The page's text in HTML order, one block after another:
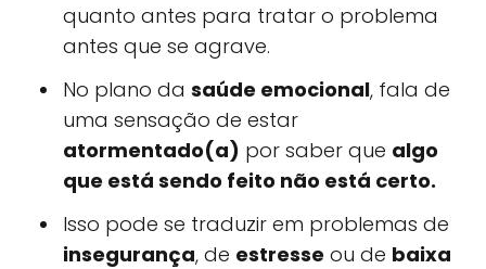
quanto antes para tratar o problema
antes que se agrave.
No plano da saúde emocional, fala de
uma sensação de estar
atormentado(a) por saber que algo
que está sendo feito não está certo.
Isso pode se traduzir em problemas de
insegurança, de estresse ou de baixa